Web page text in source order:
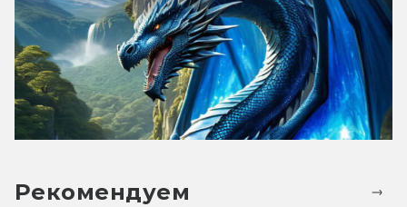
Рекомендуем